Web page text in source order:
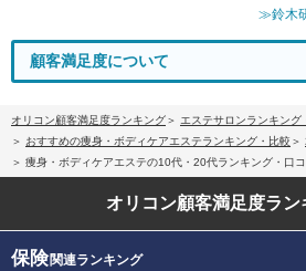
≫鈴木
顧客満足度について
オリコン顧客満足度ランキング
エステサロンランキング
おすすめの痩身・ボディケアエステランキング・比較
痩身・ボディケアエステの10代・20代ランキング・口
オリコン顧客満足度ラン
保険関連ランキング